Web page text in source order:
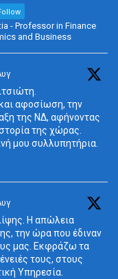
- Professor in Finance
and Business
αφοσίωση, την
της ΝΔ, αφήνοντας
της χώρας.
μου συλλυπητήρια.
Η απώλεια
την ώρα που έδιναν
μας. Εκφράζω τα
τους, στους
Υπηρεσία.